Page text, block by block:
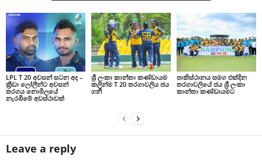
LPL T 20 අවසන් සටන අද –
ක්‍රීඩා ලෝලීන්ට අවසන්
තරගය නොමිලයේ
නැරඹීමේ අවස්ථාවක්
ශ්‍රී ලංකා කාන්තා කණ්ඩායම
කලින්ම T 20 තරගාවලිය ජය
ගනී
පාකිස්ථානය සමග එක්දින
තරගාවලියේ ජය ශ්‍රී ලංකා
කාන්තා කණ්ඩායමට
Leave a reply